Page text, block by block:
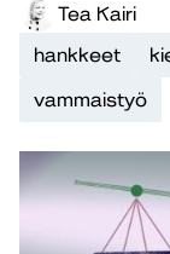
Tea Kairi
hankkeet
vammaistyö